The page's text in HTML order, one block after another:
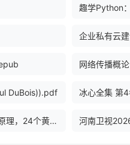
趣学Python
企业私有云
网络传播概
DuBois)).pdf 冰心全集 第
向上生长（九边首部力作，2020年首发，6大原理，24个黄金行动 - 九边.azw3 河南卫视